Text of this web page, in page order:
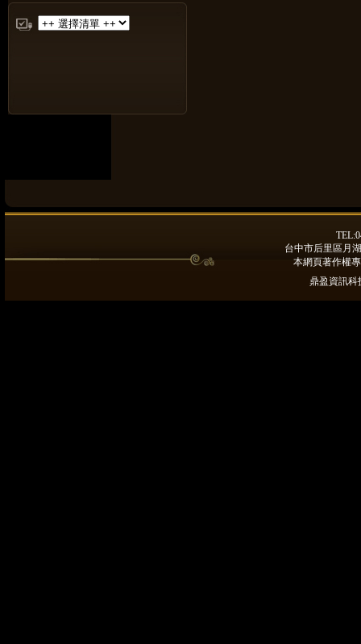
台中市后里區月
本網頁著作權
鼎盈資訊科